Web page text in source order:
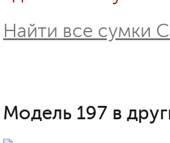
Найти все сумки
Модель 197 в